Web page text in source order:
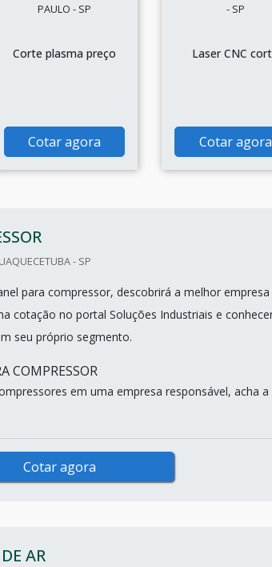
PAULO - SP
Corte plasma preço
Cotar agora
- SP
Laser CNC
Cotar agora
- SP
para compressor, descobrirá a melhor
cotação no portal Soluções Industriais e
seu próprio segmento.
COMPRESSOR
em uma empresa responsável, acha a
Cotar agora
AR